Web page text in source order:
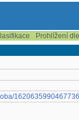
Prohlížení
1620635990467736